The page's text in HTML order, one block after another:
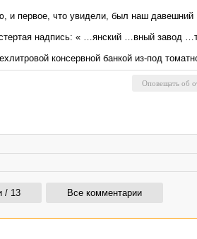
и первое, что увидели, был наш
надпись: « …янский …вный завод
консервной банкой из-под
/ 13 Все комментарии